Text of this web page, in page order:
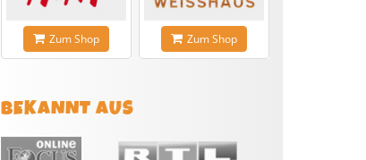
Zum Shop Zum Shop
BEKANNT AUS